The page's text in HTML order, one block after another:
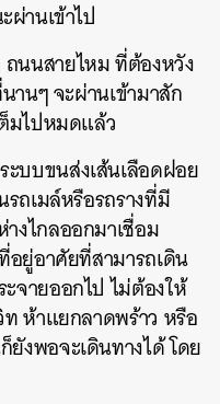
านเข้าไป
นนสายไหม ที่ต้องหวัง
านๆ จะผ่านเข้ามาสัก
มไปหมดแล้ว
บบขนส่งเส้นเลือดฝอย
ถเมล์หรือรถรางที่มี
ไกลออกมาเชื่อม
ยู่อาศัยที่สามารถเดิน
ะจายออกไป ไม่ต้องให้
ห้าแยกลาดพร้าว หรือ
งพอจะเดินทางได้ โดย
LINE EMAIL